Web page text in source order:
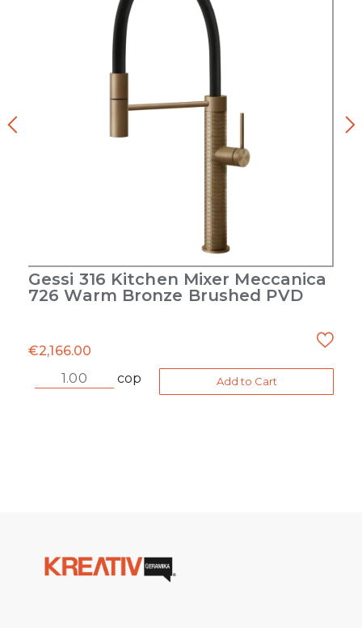
Gessi 316 Kitchen Mixer Meccanica
726 Warm Bronze Brushed PVD
€2,166.00
cop
Add to Cart